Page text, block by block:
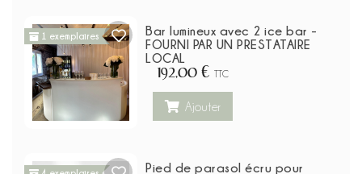
1 exemplaires
Bar lumineux avec 2 ice bar -
FOURNI PAR UN PRESTATAIRE
LOCAL
192,00 € TTC
Ajouter
Pied de parasol écru pour